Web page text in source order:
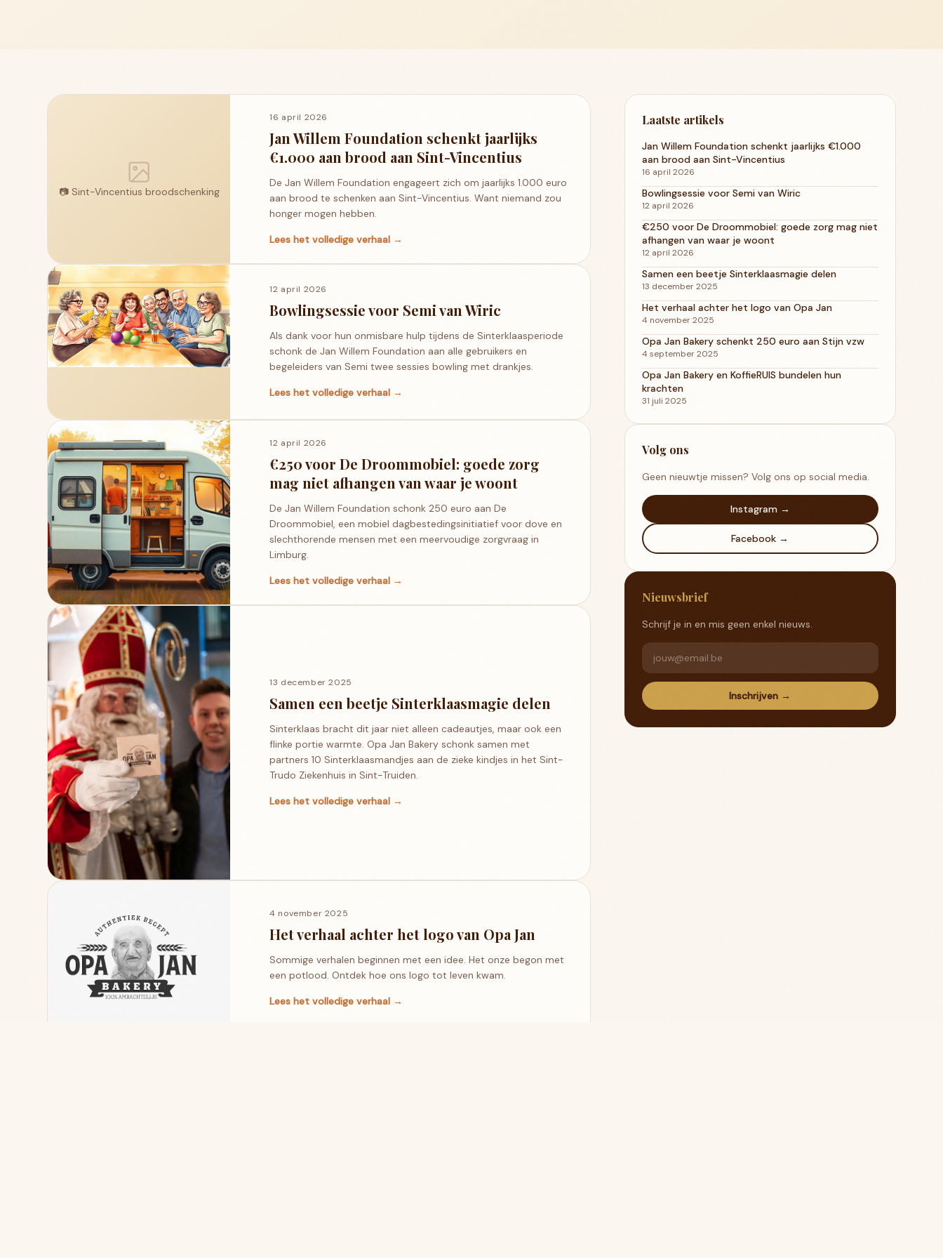
📷 Sint-Vincentius broodschenking
16 april 2026
Jan Willem Foundation schenkt jaarlijks
€1.000 aan brood aan Sint-Vincentius
De Jan Willem Foundation engageert zich om jaarlijks 1.000 euro
aan brood te schenken aan Sint-Vincentius. Want niemand zou
honger mogen hebben.
Lees het volledige verhaal →
12 april 2026
Bowlingsessie voor Semi van Wiric
Als dank voor hun onmisbare hulp tijdens de Sinterklaasperiode
schonk de Jan Willem Foundation aan alle gebruikers en
begeleiders van Semi twee sessies bowling met drankjes.
Lees het volledige verhaal →
12 april 2026
€250 voor De Droommobiel: goede zorg
mag niet afhangen van waar je woont
De Jan Willem Foundation schonk 250 euro aan De
Droommobiel, een mobiel dagbestedingsinitiatief voor dove en
slechthorende mensen met een meervoudige zorgvraag in
Limburg.
Lees het volledige verhaal →
13 december 2025
Samen een beetje Sinterklaasmagie delen
Sinterklaas bracht dit jaar niet alleen cadeautjes, maar ook een
flinke portie warmte. Opa Jan Bakery schonk samen met
partners 10 Sinterklaasmandjes aan de zieke kindjes in het Sint-
Trudo Ziekenhuis in Sint-Truiden.
Lees het volledige verhaal →
4 november 2025
Het verhaal achter het logo van Opa Jan
Sommige verhalen beginnen met een idee. Het onze begon met
een potlood. Ontdek hoe ons logo tot leven kwam.
Lees het volledige verhaal →
Laatste artikels
Jan Willem Foundation schenkt jaarlijks €1.000
aan brood aan Sint-Vincentius
16 april 2026
Bowlingsessie voor Semi van Wiric
12 april 2026
€250 voor De Droommobiel: goede zorg mag niet
afhangen van waar je woont
12 april 2026
Samen een beetje Sinterklaasmagie delen
13 december 2025
Het verhaal achter het logo van Opa Jan
4 november 2025
Opa Jan Bakery schenkt 250 euro aan Stijn vzw
4 september 2025
Opa Jan Bakery en KoffieRUIS bundelen hun
krachten
31 juli 2025
Volg ons
Geen nieuwtje missen? Volg ons op social media.
Instagram →
Facebook →
Nieuwsbrief
Schrijf je in en mis geen enkel nieuws.
Inschrijven →